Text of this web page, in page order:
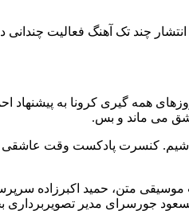
چند تک آهنگ فعالیت چندانی
همه گیری کرونا به پیشنهاد
می ماند و بس.
پادکست وقت عاشقی به
متن، حمید اکبرزاده
جورسرای مدیر تصویربرداری